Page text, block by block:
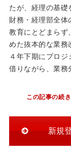
たが、経理の基礎
財務・経理部全
教育にとどまらず
めた抜本的な業務
４年下期にプロ
借りながら、業務
この記事の続
新規